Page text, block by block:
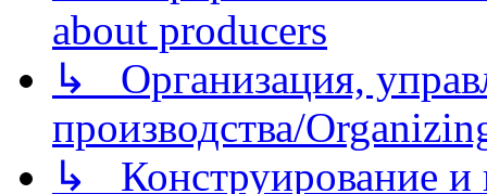
about producers
↳ Организация,
производства/
↳ Конструирование и